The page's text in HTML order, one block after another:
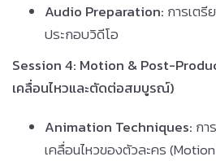
Audio Preparation: การเตรี
ประกอบวิดีโอ
Session 4: Motion & Post-
เคลื่อนไหวและตัดต่อสมบูรณ์)
Animation Techniques: กา
เคลื่อนไหวของตัวละคร